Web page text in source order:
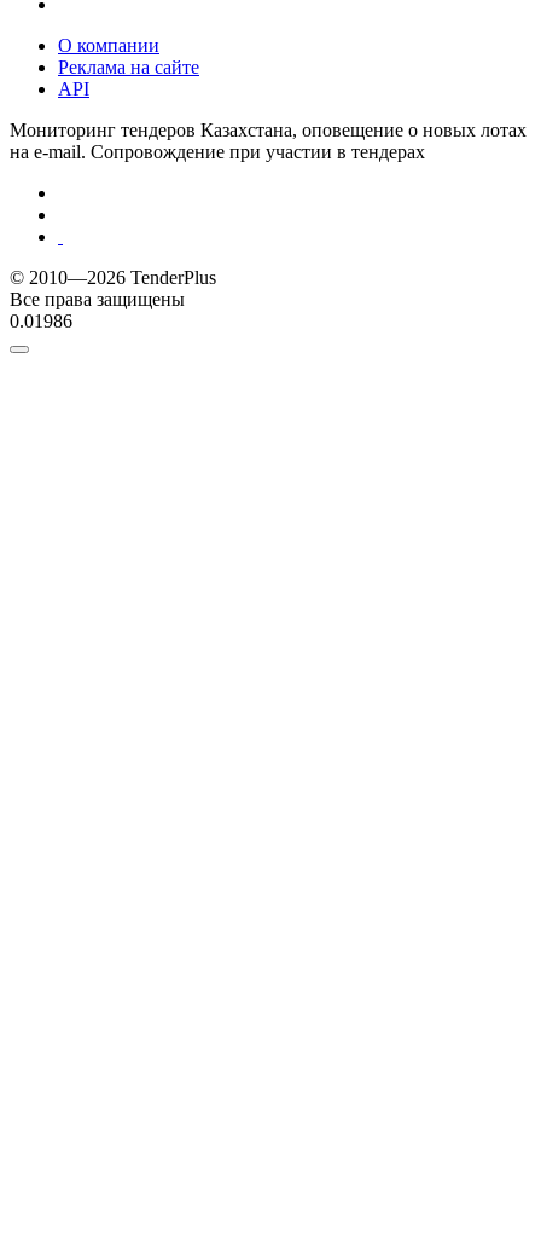
О компании
Реклама на сайте
API
Мониторинг тендеров Казахстана, оповещение о новых лотах
на e-mail. Сопровождение при участии в тендерах
© 2010—2026 TenderPlus
Все права защищены
0.01986